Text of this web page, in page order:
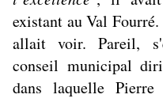
existant au Val
allait voir. Pareil,
conseil municipal
dans laquelle